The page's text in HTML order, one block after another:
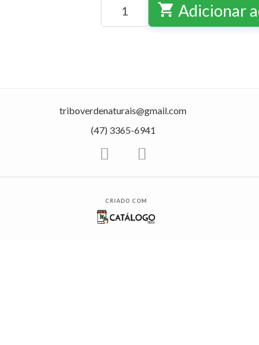
shopping_cart Adicionar
triboverdenaturais@gmail.com
(47) 3365-6941
CRIADO COM